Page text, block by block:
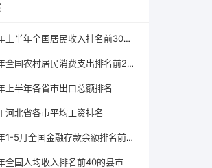
半年全国居民收入排名前30的区县
国农村居民消费支出排名前20的城市
上半年各省市出口总额排名
河北省各市平均工资排名
5月全国金融存款余额排名前20的城市
全国人均收入排名前40的县市